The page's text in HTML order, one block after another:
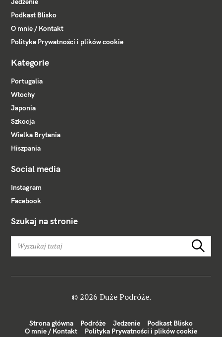
Podkast Blisko
O mnie / Kontakt
Polityka Prywatności i plików cookie
Kategorie
Portugalia
Włochy
Japonia
Szkocja
Wielka Brytania
Hiszpania
Social media
Instagram
Facebook
Szukaj na stronie
Szukaj
Strona główna Podróże Jedzenie
Podkast Blisko
O mnie / Kontakt
Polityka Prywatności i plików cookie
© 2026 Duże Podróże.